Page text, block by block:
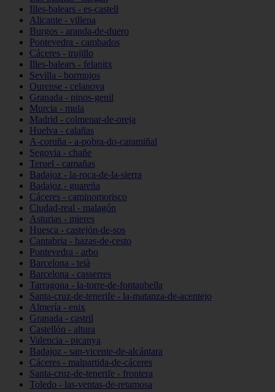
Illes-balears - es-castell
Alicante - villena
Burgos - aranda-de-duero
Pontevedra - cambados
Cáceres - trujillo
Illes-balears - felanitx
Sevilla - bormujos
Ourense - celanova
Granada - pinos-genil
Murcia - mula
Madrid - colmenar-de-oreja
Huelva - calañas
A-coruña - a-pobra-do-caramiñal
Segovia - chañe
Teruel - camañas
Badajoz - la-roca-de-la-sierra
Badajoz - guareña
Cáceres - caminomorisco
Ciudad-real - malagón
Asturias - mieres
Huesca - castejón-de-sos
Cantabria - hazas-de-cesto
Pontevedra - arbo
Barcelona - teià
Barcelona - casserres
Tarragona - la-torre-de-fontaubella
Santa-cruz-de-tenerife - la-matanza-de-acentejo
Almería - enix
Granada - castril
Castellón - altura
Valencia - picanya
Badajoz - san-vicente-de-alcántara
Cáceres - malpartida-de-cáceres
Santa-cruz-de-tenerife - frontera
Toledo - las-ventas-de-retamosa